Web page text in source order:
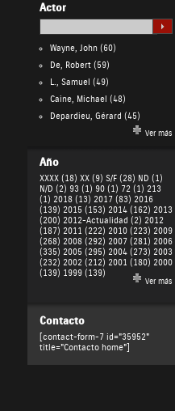
Actor
Wayne, John(60)
De, Robert(59)
L., Samuel (49)
Caine, Michael (48)
Depardieu, Gérard (45)
Ver más
Año
XXXX (18) XX (9) S/F (28) ND (1)
N/D (2) 93 (1) 90 (1) 72 (1) 213
(1) 2018 (13) 2017 (83) 2016
(139) 2015 (153) 2014 (162) 2013
(200) 2012-Actualidad (2) 2012
(187) 2011 (222) 2010 (223) 2009
(268) 2008 (292) 2007 (281) 2006
(335) 2005 (295) 2004 (273) 2003
(232) 2002 (212) 2001 (180) 2000
(139) 1999 (139)
Ver más
Contacto
[contact-form-7 id="35952"
title="Contacto home"]